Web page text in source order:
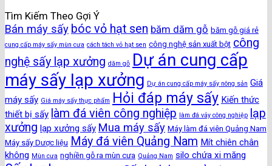
Tìm Kiếm Theo Gợi Ý
Bán máy sấy bóc vỏ hạt sen băm dăm gỗ băm gỗ giá rẻ
cung cấp máy sấy mùn cưa cách tách vỏ hạt sen công nghệ sản xuất bột công
nghệ sấy lạp xưởng dăm gỗ Dự án cung cấp
máy sấy lạp xưởng Dự án cung cấp máy sấy nông sản Giá
máy sấy Giá máy sấy thực phẩm Hỏi đáp máy sấy Kiến thức
thiết bị sấy làm đá viên công nghiệp làm đá vảy công nghiệp lạp
xưởng lạp xưởng sấy Mua máy sấy Máy làm đá viên Quảng Nam
Máy sấy Dược liệu Máy đá viên Quảng Nam Mít chiên chân
không Mùn cưa nghiền gỗ ra mùn cưa Quảng Nam silo chứa xi măng